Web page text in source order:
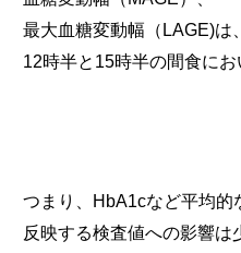
最大血糖変動幅（LAGE)は、
12時半と15時半の間食にお
つまり、HbA1cなど平均的
反映する検査値への影響は